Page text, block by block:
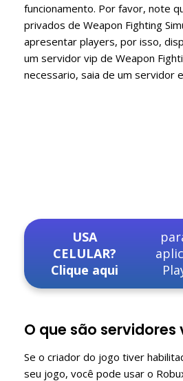
funcionamento. Por favor, note
privados de Weapon Fighting
apresentar players, por isso,
um servidor vip de Weapon
necessario, saia de um servidor
USA
CELULAR?
Clique aqui
O que são servidores
Se o criador do jogo tiver
seu jogo, você pode usar o